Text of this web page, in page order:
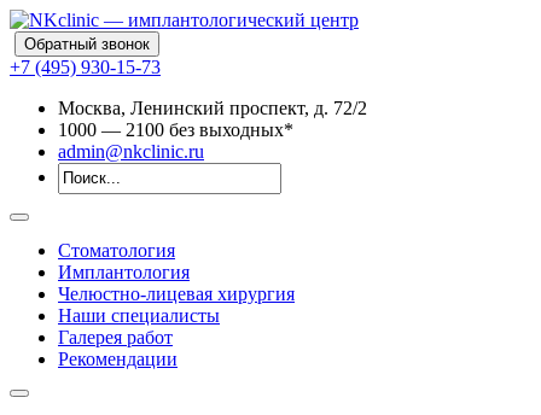
Обратный звонок
+7 (495) 930-15-73
Москва, Ленинский проспект, д. 72/2
1000 — 2100 без выходных*
admin@nkclinic.ru
Стоматология
Имплантология
Челюстно-лицевая хирургия
Наши специалисты
Галерея работ
Рекомендации